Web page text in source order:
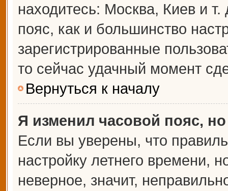
находитесь: Москва, Киев и
пояс, как и большинство
зарегистрированные
то сейчас удачный момент
Вернуться к началу
Я изменил часовой пояс,
Если вы уверены, что
настройку летнего времени,
неверное, значит,